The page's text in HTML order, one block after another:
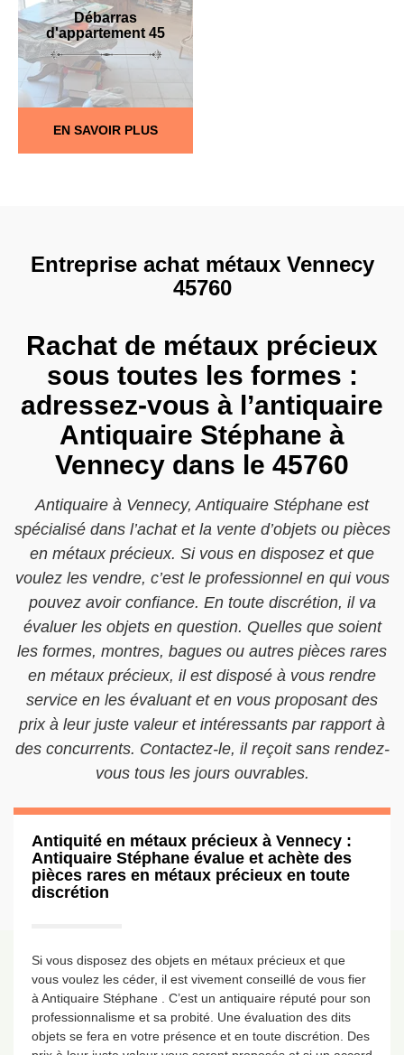
Débarras
d'appartement 45
EN SAVOIR PLUS
Entreprise achat métaux Vennecy
45760
Rachat de métaux précieux
sous toutes les formes :
adressez-vous à l’antiquaire
Antiquaire Stéphane à
Vennecy dans le 45760
Antiquaire à Vennecy, Antiquaire Stéphane est
spécialisé dans l’achat et la vente d’objets ou pièces
en métaux précieux. Si vous en disposez et que
voulez les vendre, c’est le professionnel en qui vous
pouvez avoir confiance. En toute discrétion, il va
évaluer les objets en question. Quelles que soient
les formes, montres, bagues ou autres pièces rares
en métaux précieux, il est disposé à vous rendre
service en les évaluant et en vous proposant des
prix à leur juste valeur et intéressants par rapport à
des concurrents. Contactez-le, il reçoit sans rendez-
vous tous les jours ouvrables.
Antiquité en métaux précieux à Vennecy :
Antiquaire Stéphane évalue et achète des
pièces rares en métaux précieux en toute
discrétion
Si vous disposez des objets en métaux précieux et que
vous voulez les céder, il est vivement conseillé de vous fier
à Antiquaire Stéphane . C’est un antiquaire réputé pour son
professionnalisme et sa probité. Une évaluation des dits
objets se fera en votre présence et en toute discrétion. Des